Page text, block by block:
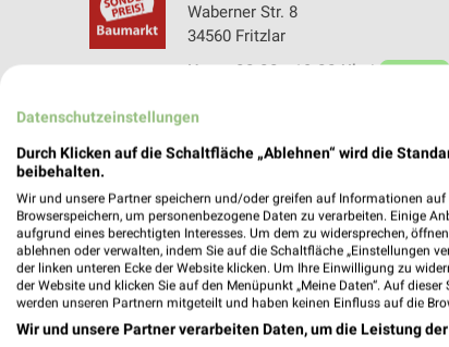
Waberner Str. 8
34560 Fritzlar
Heute 08:00 - 19:00 Uhr | Geöffnet
Datenschutzeinstellungen
Durch Klicken auf die Schaltfläche „Ablehnen“ wird die
beibehalten.
Wir und unsere Partner speichern und/oder greifen auf Informationen
Browserspeichern, um personenbezogene Daten zu verarbeiten. Einige
aufgrund eines berechtigten Interesses. Um dem zu widersprechen,
ablehnen oder verwalten, indem Sie auf die Schaltfläche „Einstellungen
der linken unteren Ecke der Website klicken. Um Ihre Einwilligung zu
der Website und klicken Sie auf den Menüpunkt „Meine Daten“. Auf
werden unseren Partnern mitgeteilt und haben keinen Einfluss auf die
Wir und unsere Partner verarbeiten Daten, um die Leistung